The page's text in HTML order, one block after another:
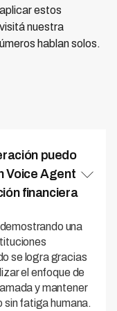
estos
nuestra
hablan solos.
puedo
Voice Agent
financiera
una
se logra gracias
el enfoque de
y mantener
sin fatiga humana.